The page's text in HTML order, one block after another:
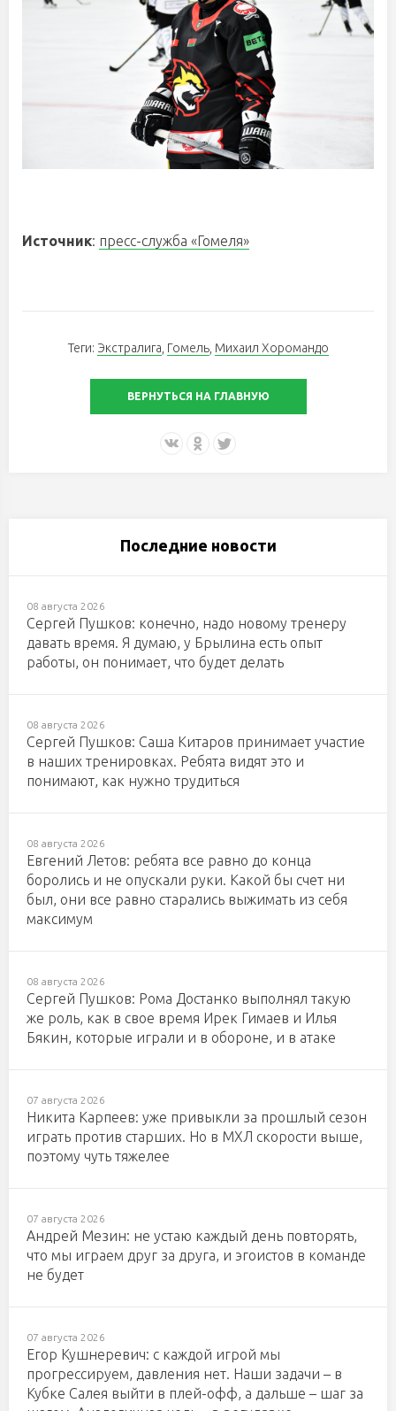
Источник: пресс-служба «Гомеля»
Теги: Экстралига, Гомель, Михаил Хоромандо
ВЕРНУТЬСЯ НА ГЛАВНУЮ
Последние новости
08 августа 2026
Сергей Пушков: конечно, надо новому тренеру
давать время. Я думаю, у Брылина есть опыт
работы, он понимает, что будет делать
08 августа 2026
Сергей Пушков: Саша Китаров принимает участие
в наших тренировках. Ребята видят это и
понимают, как нужно трудиться
08 августа 2026
Евгений Летов: ребята все равно до конца
боролись и не опускали руки. Какой бы счет ни
был, они все равно старались выжимать из себя
максимум
08 августа 2026
Сергей Пушков: Рома Достанко выполнял такую
же роль, как в свое время Ирек Гимаев и Илья
Бякин, которые играли и в обороне, и в атаке
07 августа 2026
Никита Карпеев: уже привыкли за прошлый сезон
играть против старших. Но в МХЛ скорости выше,
поэтому чуть тяжелее
07 августа 2026
Андрей Мезин: не устаю каждый день повторять,
что мы играем друг за друга, и эгоистов в команде
не будет
07 августа 2026
Егор Кушнеревич: с каждой игрой мы
прогрессируем, давления нет. Наши задачи – в
Кубке Салея выйти в плей-офф, а дальше – шаг за